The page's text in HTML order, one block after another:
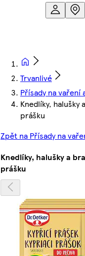
Trvanlivé
Přísady na vaření
Knedlíky, halušky
prášku
Zpět na Přísady na
Knedlíky, halušky a
prášku